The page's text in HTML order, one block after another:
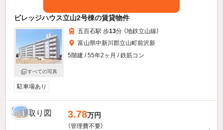
ビレッジハウス立山2号棟の賃貸物件
すべての写真
五百石駅 歩13分 （地鉄立山線）
富山県中新川郡立山町前沢新
5階建 / 55年2ヶ月 / 鉄筋コン
駐車場あり
3.78万円
（管理費不要）